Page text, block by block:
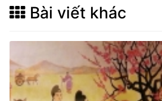
Bài viết khác